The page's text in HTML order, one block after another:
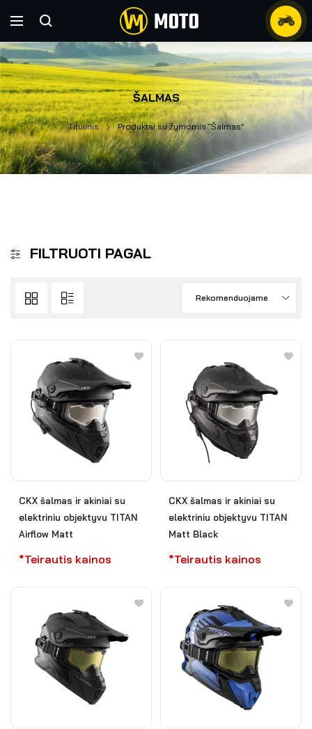
ŠALMAS
Titulinis Produktai su žymomis “Šalmas”
FILTRUOTI PAGAL
Rekomenduojame
CKX šalmas ir akiniai su
elektriniu objektyvu TITAN
Airflow Matt
*Teirautis kainos
CKX šalmas ir akiniai su
elektriniu objektyvu TITAN
Matt Black
*Teirautis kainos